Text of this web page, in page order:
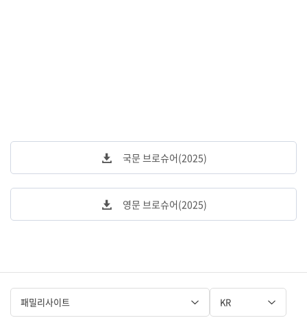
국문 브로슈어(2025)
영문 브로슈어(2025)
패밀리사이트 KR